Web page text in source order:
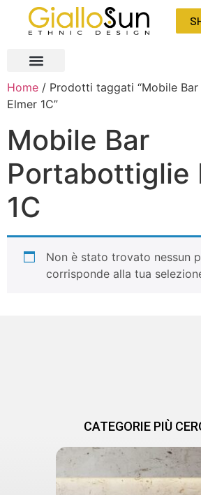
Home / Prodotti taggati “Mobile
Elmer 1C”
Mobile Bar
Portabottiglie
1C
Non è stato trovato nessun
corrisponde alla tua
CATEGORIE PIÙ